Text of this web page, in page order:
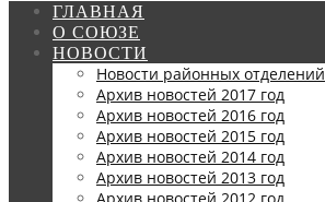
ГЛАВНАЯ
О СОЮЗЕ
НОВОСТИ
Новости районных отделений
Архив новостей 2017 год
Архив новостей 2016 год
Архив новостей 2015 год
Архив новостей 2014 год
Архив новостей 2013 год